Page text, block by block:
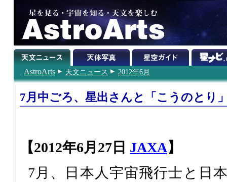
AstroArts 天文ニュース 2012年6月
7月中ごろ、星出さんと「こうのとり
【2012年6月27日 JAXA】
7月、日本人宇宙飛行士と日